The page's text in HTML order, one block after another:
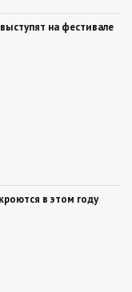
на фестивале
в этом году